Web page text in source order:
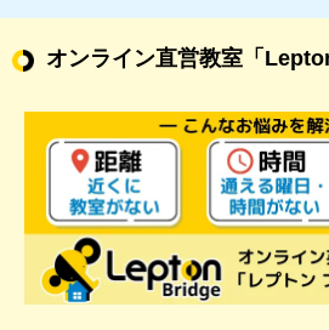
オンライン直営教室 「